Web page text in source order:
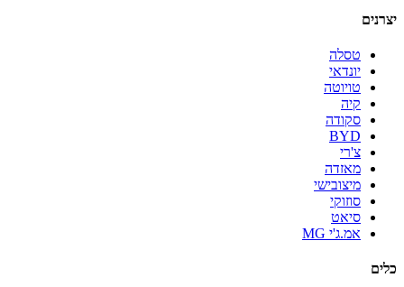
יצרנים
טסלה
יונדאי
טויוטה
קיה
סקודה
BYD
צ'רי
מאזדה
מיצובישי
סוזוקי
סיאט
אמ.ג'י MG
כלים